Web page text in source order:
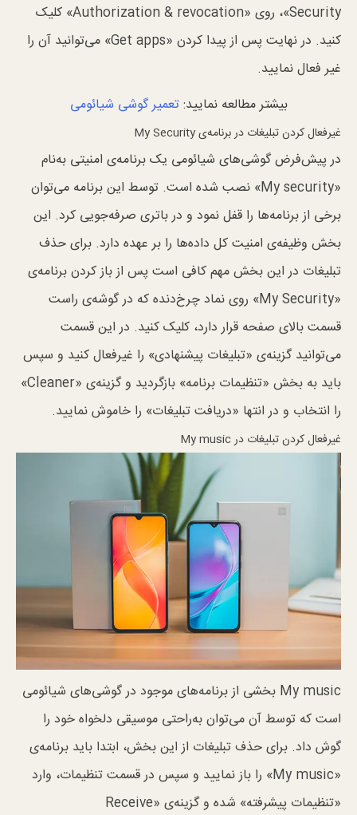
Security»، روی «Authorization & revocation» کلیک
کنید. در نهایت پس از پیدا کردن «Get apps» می‌توانید آن را
غیر فعال نمایید.
بیشتر مطالعه نمایید:تعمیر گوشی شیائومی
غیرفعال کردن تبلیغات در برنامه‌ی My Security
در پیش‌فرض گوشی‌های شیائومی یک برنامه‌ی امنیتی به‌نام
«My security» نصب شده است. توسط این برنامه می‌توان
برخی از برنامه‌ها را قفل نمود و در باتری صرفه‌جویی کرد. این
بخش وظیفه‌ی امنیت کل داده‌ها را بر عهده دارد. برای حذف
تبلیغات در این بخش مهم کافی است پس از باز کردن برنامه‌ی
«My Security» روی نماد چرخ‌دنده که در گوشه‌ی راست
قسمت بالا‌ی صفحه قرار دارد، کلیک کنید. در این قسمت
می‌توانید گزینه‌ی «تبلیغات پیشنهادی» را غیرفعال کنید و سپس
باید به بخش «تنظیمات برنامه» بازگردید و گزینه‌ی «Cleaner»
را انتخاب و در انتها «دریافت تبلیغات» را خاموش نمایید.
غیرفعال کردن تبلیغات در My music
My music بخشی از برنامه‌های موجود در گوشی‌های شیائومی
است که توسط آن می‌توان به‌راحتی موسیقی دلخواه خود را
گوش داد. برای حذف تبلیغات از این بخش، ابتدا باید برنامه‌ی
«My music» را باز نمایید و سپس در قسمت تنظیمات، وارد
«تنظیمات پیشرفته» شده و گزینه‌ی «Receive